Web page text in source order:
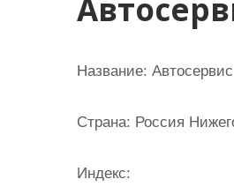
Название: Автосервис
Страна: Россия
Индекс: